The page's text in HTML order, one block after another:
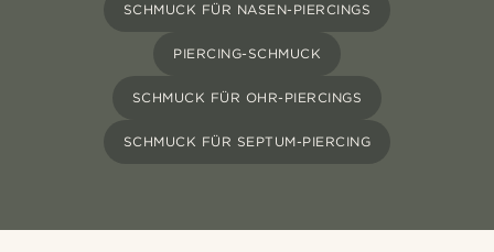
SCHMUCK FÜR NASEN-PIERCINGS
PIERCING-SCHMUCK
SCHMUCK FÜR OHR-PIERCINGS
SCHMUCK FÜR SEPTUM-PIERCING